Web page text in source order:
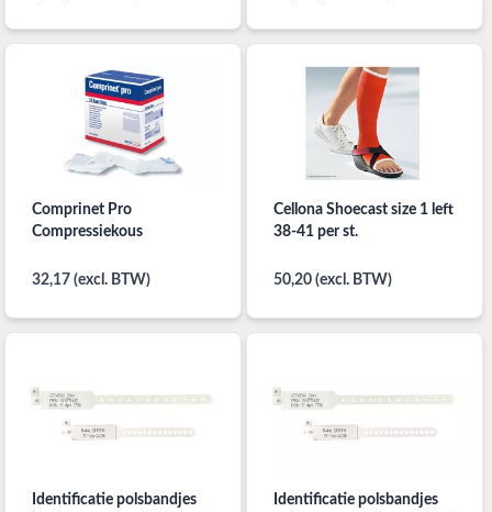
Comprinet Pro
Compressiekous
32,17 (excl. BTW)
Cellona Shoecast size 1 left
38-41 per st.
50,20 (excl. BTW)
Identificatie polsbandjes
Identificatie polsbandjes